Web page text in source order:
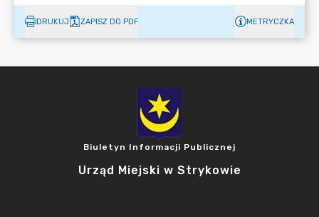
DRUKUJ ZAPISZ DO PDF METRYCZKA
Biuletyn Informacji Publicznej
Urząd Miejski w Strykowie